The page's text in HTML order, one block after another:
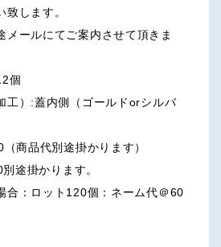
致します。
メールにてご案内させて頂きま
個
工）:蓋内側（ゴールドorシルバ
商品代別途掛かります）
途掛かります。
合：ロット120個：ネーム代＠60